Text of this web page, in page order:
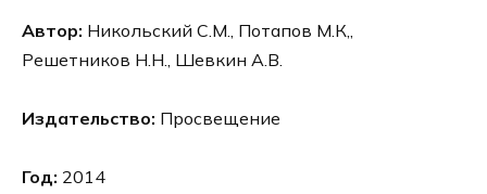
Автор: Никольский С.М., Потапов М.К,,
Решетников Н.Н., Шевкин А.В.
Издательство: Просвещение
Год: 2014